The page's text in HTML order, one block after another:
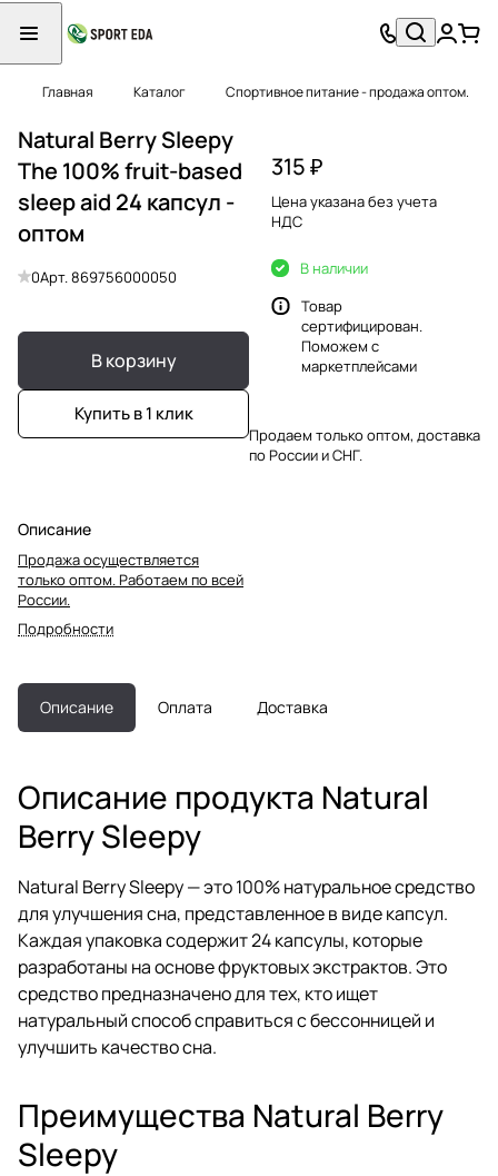
Главная Каталог Спортивное питание - продажа оптом.
Natural Berry Sleepy
The 100% fruit-based
sleep aid 24 капсул -
оптом
0Арт.869756000050
В корзину
Купить в 1 клик
Описание
Продажа осуществляется
только оптом. Работаем по всей
России.
Подробности
315 ₽
Цена указана без учета
НДС
В наличии
Товар
сертифицирован.
Поможем с
маркетплейсами
Продаем только оптом, доставка
по России и СНГ.
Описание Оплата Доставка
Описание продукта Natural
Berry Sleepy
Natural Berry Sleepy — это 100% натуральное средство
для улучшения сна, представленное в виде капсул.
Каждая упаковка содержит 24 капсулы, которые
разработаны на основе фруктовых экстрактов. Это
средство предназначено для тех, кто ищет
натуральный способ справиться с бессонницей и
улучшить качество сна.
Преимущества Natural Berry
Sleepy